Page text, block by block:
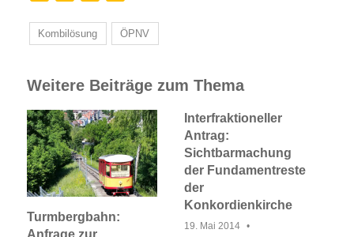
Kombilösung ÖPNV
Weitere Beiträge zum Thema
Turmbergbahn:
Anfrage zur
Interfraktioneller
Antrag:
Sichtbarmachung
der Fundamentreste
der
Konkordienkirche
19. Mai 2014